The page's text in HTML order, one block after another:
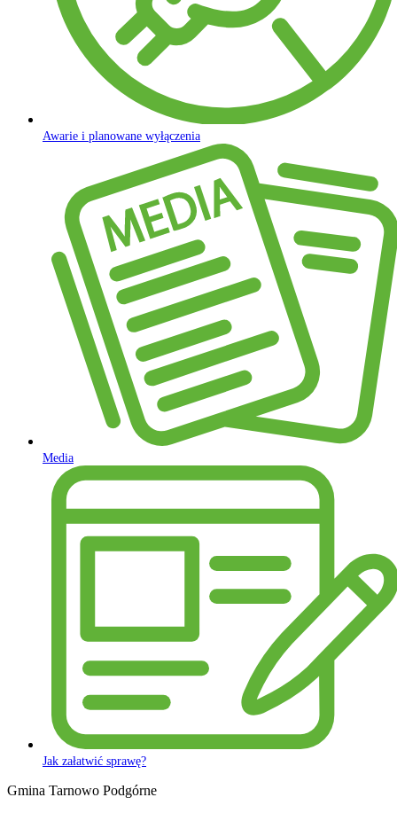
Awarie i planowane wyłączenia
Media
Jak załatwić sprawę?
Gmina Tarnowo Podgórne